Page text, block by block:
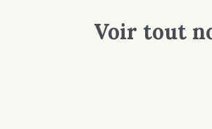
Voir tout